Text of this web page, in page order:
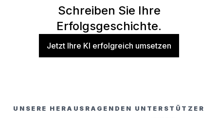
Schreiben Sie Ihre
Erfolgsgeschichte.
Jetzt Ihre KI erfolgreich umsetzen
UNSERE HERAUSRAGENDEN UNTERSTÜTZER